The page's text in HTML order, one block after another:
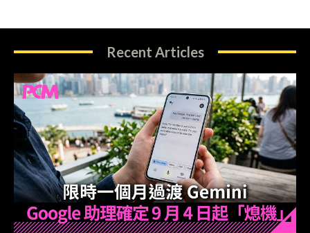
Recent Articles